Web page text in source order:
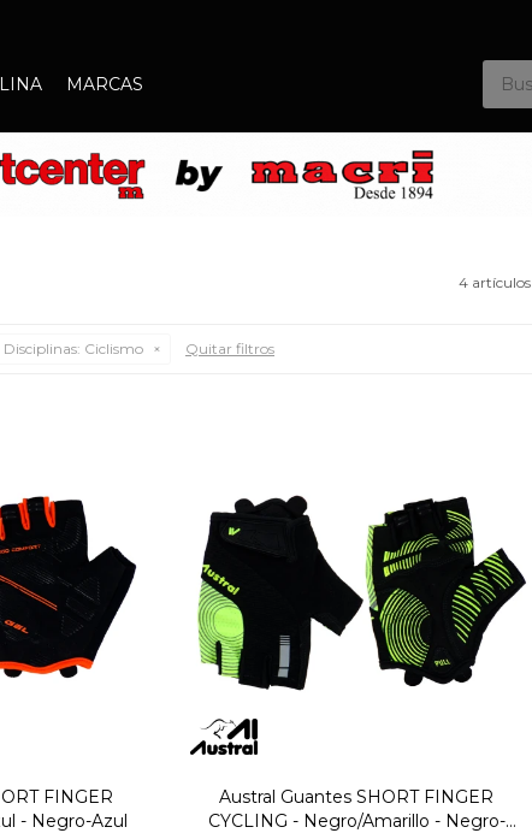
MARCAS
4 artículos
Disciplinas: Ciclismo Quitar filtros
FINGER
- Negro-Azul
Austral Guantes SHORT FINGER
CYCLING - Negro/Amarillo - Negro-